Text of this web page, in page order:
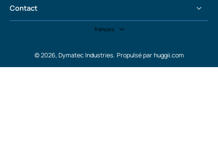
Contact
français
© 2026, Dymatec Industries. Propulsé par huggii.com